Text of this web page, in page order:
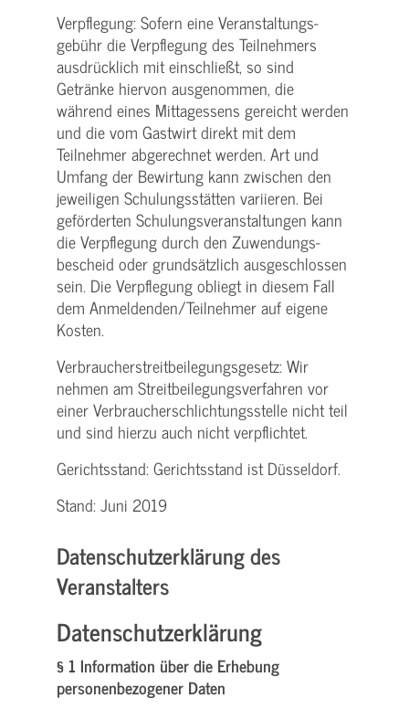
Verpflegung: Sofern eine Veranstaltungs­
gebühr die Verpflegung des Teilnehmers
ausdrücklich mit einschließt, so sind
Getränke hiervon ausgenommen, die
während eines Mittagessens gereicht werden
und die vom Gastwirt direkt mit dem
Teilnehmer abgerechnet werden. Art und
Umfang der Bewirtung kann zwischen den
jeweiligen Schulungsstätten variieren. Bei
geförderten Schulungs­veranstaltungen kann
die Verpflegung durch den Zuwendungs­
bescheid oder grundsätzlich ausgeschlossen
sein. Die Verpflegung obliegt in diesem Fall
dem Anmeldenden/­Teilnehmer auf eigene
Kosten.
Verbraucher­streitbeilegungs­gesetz: Wir
nehmen am Streit­beilegungs­verfahren vor
einer Verbraucher­schlichtungs­stelle nicht teil
und sind hierzu auch nicht verpflichtet.
Gerichtsstand: Gerichtsstand ist Düsseldorf.
Stand: Juni 2019
Datenschutzerklärung des
Veranstalters
Datenschutzerklärung
§ 1 Information über die Erhebung
personenbezogener Daten